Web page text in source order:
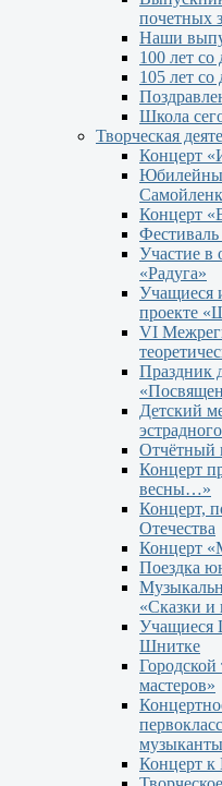
почетных
Наши
100 лет
105 лет
Школа
Творческая
Концерт
Концерт
Участие в
«Радуга»
Учащиеся
проекте
VI
Праздник
Детский
Отчётный
Концерт
весны…»
Концерт,
Отечества
Концерт
Поездка
«Сказки и
Шнитке
мастеров»
Концерт